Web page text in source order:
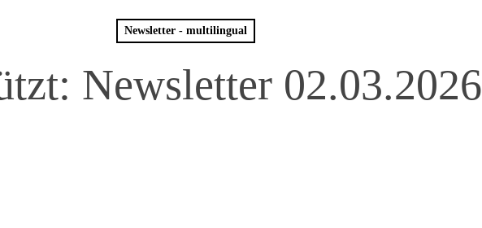
Newsletter - multilingual
Newsletter 02.03.2026